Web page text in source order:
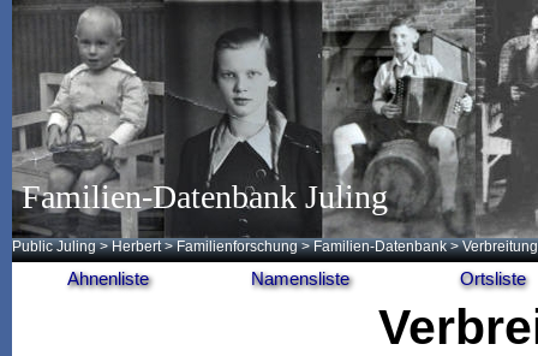
Familien-Datenbank Juling
Public Juling >Herbert >Familienforschung >Familien-Datenbank >
Ahnenliste Namensliste Ortsliste